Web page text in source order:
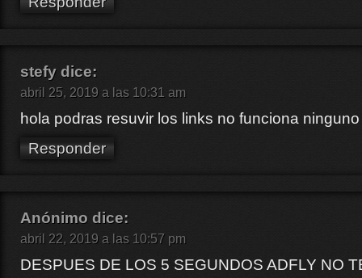
stefy dice:
abril 25, 2019 a las 10:31 am
hola podras resuvir los links no funciona
Responder
Anónimo dice:
abril 22, 2019 a las 10:57 pm
DESPUES DE LOS 5 SEGUNDOS ADFLY NO